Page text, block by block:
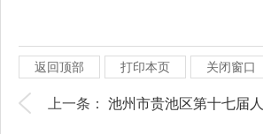
返回顶部 打印本页 关闭窗口
上一条： 池州市贵池区第十七届